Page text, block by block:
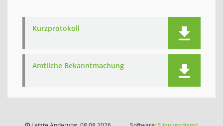
Kurzprotokoll
Amtliche Bekanntmachung